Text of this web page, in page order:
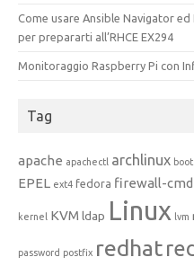
Come usare Ansible Navigator ed
per prepararti all’RHCE EX294
Monitoraggio Raspberry Pi con
Tag
apache apachectl archlinux boot
EPEL ext4 fedora firewall-cmd
kernel KVM ldap Linux lvm
password postfix redhat